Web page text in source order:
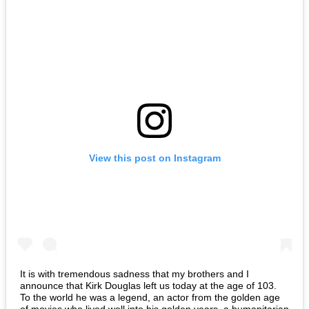
View this post on Instagram
It is with tremendous sadness that my brothers and I
announce that Kirk Douglas left us today at the age of 103.
To the world he was a legend, an actor from the golden age